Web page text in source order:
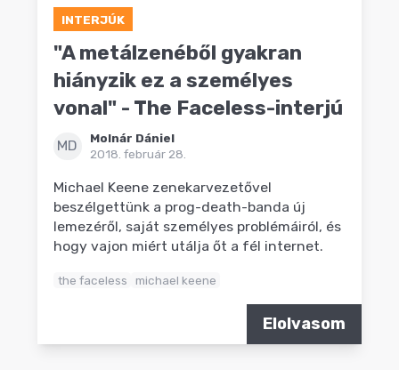
INTERJÚK
"A metálzenéből gyakran
hiányzik ez a személyes
vonal" - The Faceless-interjú
MD
Molnár Dániel
2018. február 28.
Michael Keene zenekarvezetővel
beszélgettünk a prog-death-banda új
lemezéről, saját személyes problémáiról, és
hogy vajon miért utálja őt a fél internet.
the faceless michael keene
Elolvasom